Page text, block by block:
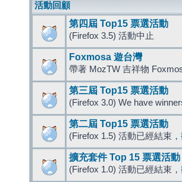
活動回顧
第四屆 Top15 票選活動
(Firefox 3.5) 活動中止
Foxmosa 遊台灣
帶著 MozTW 吉祥物
第三屆 Top15 票選活動
(Firefox 3.0) We have
第二屆 Top15 票選活動
(Firefox 1.5) 活動已經結束，
擴充套件 Top 15 票選活動
(Firefox 1.0) 活動已經結束，